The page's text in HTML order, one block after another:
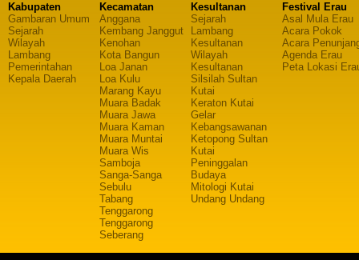
Kabupaten
Gambaran Umum
Sejarah
Wilayah
Lambang
Pemerintahan
Kepala Daerah
Kecamatan
Anggana
Kembang Janggut
Kenohan
Kota Bangun
Loa Janan
Loa Kulu
Marang Kayu
Muara Badak
Muara Jawa
Muara Kaman
Muara Muntai
Muara Wis
Samboja
Sanga-Sanga
Sebulu
Tabang
Tenggarong
Tenggarong
Seberang
Kesultanan
Sejarah
Lambang
Kesultanan
Wilayah
Kesultanan
Silsilah Sultan
Kutai
Keraton Kutai
Gelar
Kebangsawanan
Ketopong Sultan
Kutai
Peninggalan
Budaya
Mitologi Kutai
Undang Undang
Festival Erau
Asal Mula Erau
Acara Pokok
Acara
Agenda Erau
Peta Lokasi